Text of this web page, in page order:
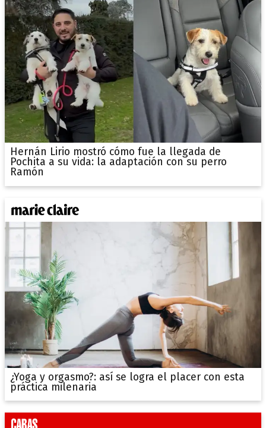
Hernán Lirio mostró cómo fue la llegada de
Pochita a su vida: la adaptación con su perro
Ramón
¿Yoga y orgasmo?: así se logra el placer con esta
práctica milenaria